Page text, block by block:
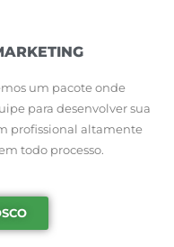
um pacote onde
para desenvolver sua
profissional altamente
todo processo.